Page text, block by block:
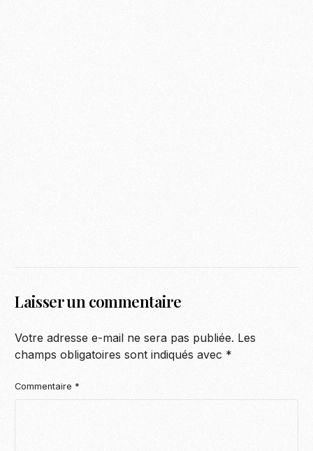
Laisser un commentaire
Votre adresse e-mail ne sera pas publiée. Les
champs obligatoires sont indiqués avec *
Commentaire *